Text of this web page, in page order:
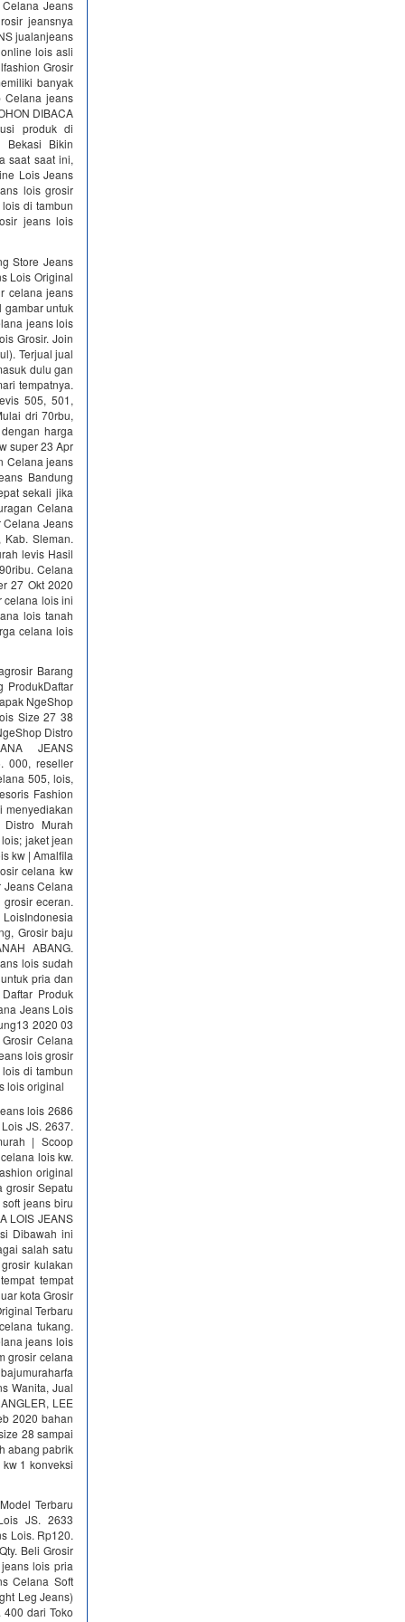
Jeans
jeansnya
jualanjeans
lois asli
Grosir
banyak
Celana jeans
DIBACA
produk di
Bekasi Bikin
saat saat ini,
Lois Jeans
lois grosir
di tambun
jeans lois
Store Jeans
Lois Original
celana jeans
gambar untuk
jeans lois
Grosir. Join
Terjual jual
dulu gan
tempatnya.
505, 501,
dri 70rbu,
harga
super 23 Apr
Celana jeans
Bandung
sekali jika
Celana
Celana Jeans
Sleman.
levis Hasil
Celana
27 Okt 2020
celana lois ini
lois tanah
celana lois
Barang
ProdukDaftar
NgeShop‎
Size 27 38
Distro
JEANS
000, reseller
505, lois,
Fashion
menyediakan
Murah
jaket jean
kw | Amalfila
celana kw
Jeans Celana
eceran.
Grosir baju
ABANG.
lois sudah
pria dan
Produk
Jeans Lois
2020 03
Celana
lois grosir
di tambun
lois original
lois 2686
JS. 2637.
| Scoop
lois kw.
original
grosir Sepatu
jeans biru
LOIS JEANS
Dibawah ini
salah satu
kulakan
tempat
kota Grosir
Terbaru
tukang.
jeans lois
grosir celana
Wanita, Jual
LEE
2020 bahan
28 sampai
abang pabrik
1 konveksi
Terbaru
JS. 2633
Lois. Rp120.
Beli Grosir
lois pria
Celana Soft
Leg Jeans)
dari Toko